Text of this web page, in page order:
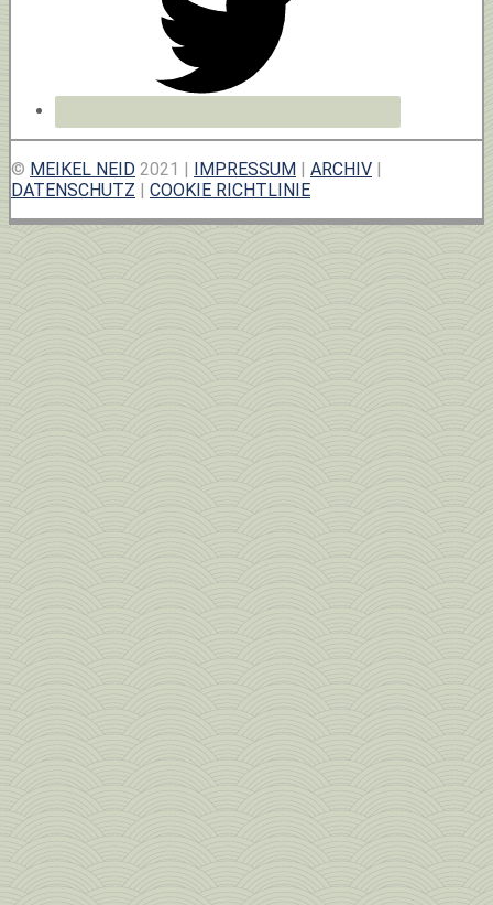
© MEIKEL NEID 2021 | IMPRESSUM | ARCHIV |
DATENSCHUTZ | COOKIE RICHTLINIE